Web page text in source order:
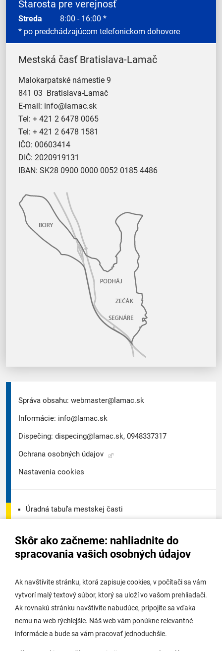
Skôr ako začneme: nahliadnite do
spracovania vašich osobných údajov
Ak navštívite stránku, ktorá zapisuje cookies, v počítači sa vám
vytvorí malý textový súbor, ktorý sa uloží vo vašom prehliadači.
Ak rovnakú stránku navštívite nabudúce, pripojíte sa vďaka
nemu na web rýchlejšie. Náš web vám ponúkne relevantné
informácie a bude sa vám pracovať jednoduchšie.
Starosta pre verejnosť
Streda 8:00 - 16:00 *
* po predchádzajúcom telefonickom dohovore
Mestská časť Bratislava-Lamač
Malokarpatské námestie 9
841 03 Bratislava-Lamač
E-mail: info@lamac.sk
Tel: + 421 2 6478 0065
Tel: + 421 2 6478 1581
IČO: 00603414
DIČ: 2020919131
IBAN: SK28 0900 0000 0052 0185 4486
Správa obsahu: webmaster@lamac.sk
Informácie: info@lamac.sk
Dispečing: dispecing@lamac.sk, 0948337317
Ochrana osobných údajov
Nastavenia cookies
Úradná tabuľa mestskej časti
Úradná tabuľa stavebného úradu
Potrebujem vybaviť
Samospráva